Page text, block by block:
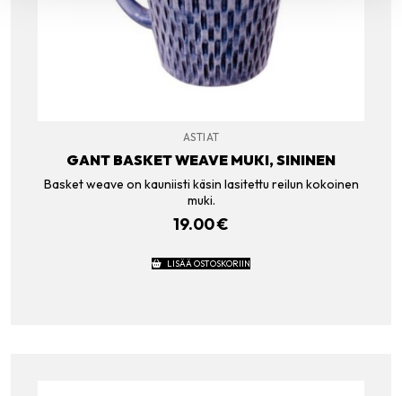
ASTIAT
GANT BASKET WEAVE MUKI, SININEN
Basket weave on kauniisti käsin lasitettu reilun kokoinen
muki.
19.00€
LISÄÄ OSTOSKORIIN